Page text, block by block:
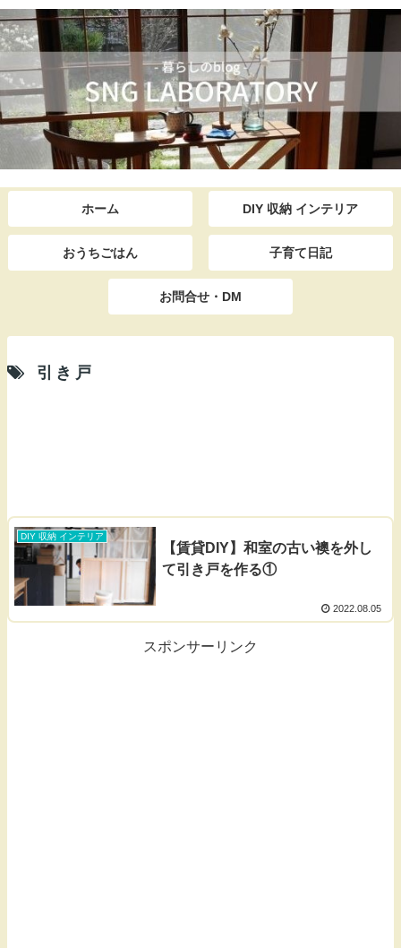
ホーム DIY 収納 インテリア
おうちごはん 子育て日記
お問合せ・DM
引き戸
DIY 収納 インテリア
【賃貸DIY】和室の古い襖を外し
て引き戸を作る①
2022.08.05
スポンサーリンク